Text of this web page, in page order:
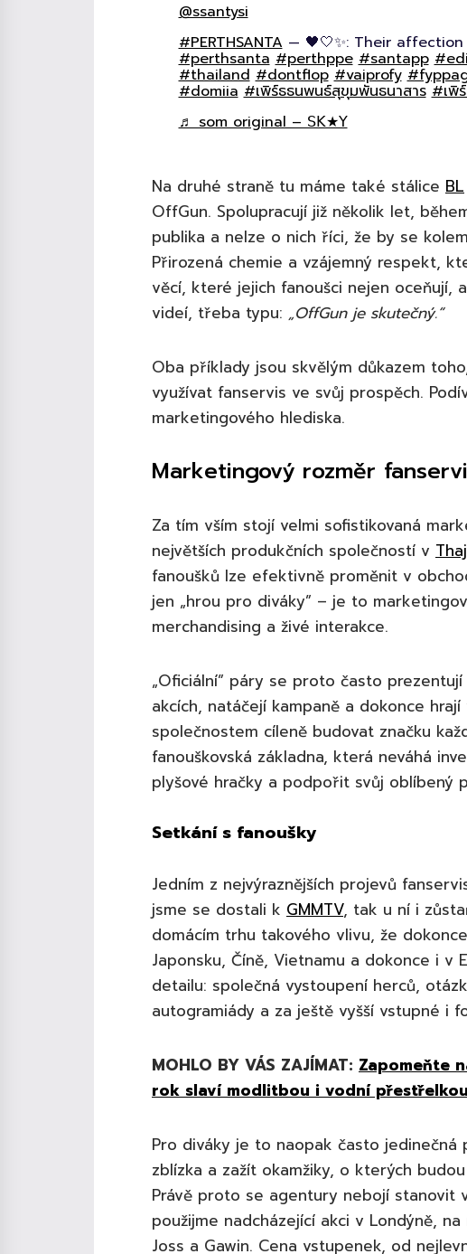
@ssantysi
#PERTHSANTA— 🖤🤍✨️: Their
#perthsanta #perthppe #santapp
#thailand #dontflop #vaiprofy
#domiia #เพิร์ธธนพนธ์สุขุมพันธนาสาร #เพิ
♬ som original – 𝖲𝖪★𝖸
Na druhé straně tu máme také stálice BL
OffGun. Spolupracují již několik let,
publika a nelze o nich říci, že by se
Přirozená chemie a vzájemný respekt,
věcí, které jejich fanoušci nejen oceňují,
videí, třeba typu: „OffGun je skutečný.“
Oba příklady jsou skvělým důkazem
využívat fanservis ve svůj prospěch.
marketingového hlediska.
Marketingový rozměr
Za tím vším stojí velmi sofistikovaná
největších produkčních společností v
fanoušků lze efektivně proměnit v
jen „hrou pro diváky” – je to
merchandising a živé interakce.
„Oficiální” páry se proto často
akcích, natáčejí kampaně a dokonce
společnostem cíleně budovat značku
fanouškovská základna, která neváhá
plyšové hračky a podpořit svůj oblíbený
Setkání s fanoušky
Jedním z nejvýraznějších projevů
jsme se dostali k GMMTV, tak u ní i
domácím trhu takového vlivu, že
Japonsku, Číně, Vietnamu a dokonce i v
detailu: společná vystoupení herců,
autogramiády a za ještě vyšší vstupné i
MOHLO BY VÁS ZAJÍMAT: Zapomeňte
rok slaví modlitbou i vodní
Pro diváky je to naopak často
zblízka a zažít okamžiky, o kterých
Právě proto se agentury nebojí stanovit
použijme nadcházející akci v Londýně,
Joss a Gawin. Cena vstupenek, od